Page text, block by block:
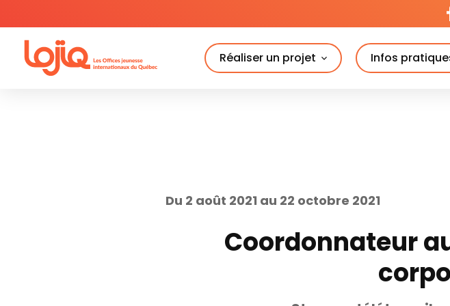
Réaliser un projet Infos
to
content
Du 2 août 2021 au 22 octobre 2021
Coordonnateur